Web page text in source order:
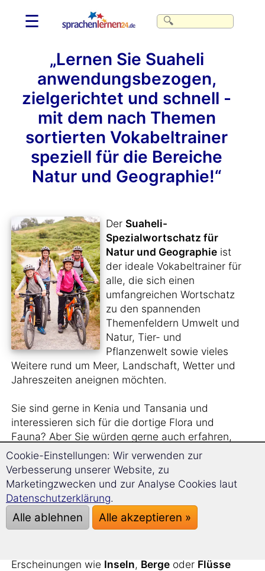
☰
„Lernen Sie Suaheli
anwendungsbezogen,
zielgerichtet und schnell -
mit dem nach Themen
sortierten Vokabeltrainer
speziell für die Bereiche
Natur und Geographie!“
Der Suaheli-
Spezialwortschatz für
Natur und Geographie ist
der ideale Vokabeltrainer für
alle, die sich einen
umfangreichen Wortschatz
zu den spannenden
Themenfeldern Umwelt und
Natur, Tier- und
Pflanzenwelt sowie vieles
Weitere rund um Meer, Landschaft, Wetter und
Jahreszeiten aneignen möchten.
Sie sind gerne in Kenia und Tansania und
interessieren sich für die dortige Flora und
Fauna? Aber Sie würden gerne auch erfahren,
wie dieTier- und Pflanzenartenauf Suaheli
heißen?
Sie sehen sich gernNaturfilme im Original
und benötigen hierfür einen größeren
Wortschatz?
Erscheinungen wie Inseln, Berge oder Flüsse
Cookie-Einstellungen: Wir verwenden zur
Verbesserung unserer Website, zu
Marketingzwecken und zur Analyse Cookies laut
Datenschutzerklärung.
Alle ablehnen Alle akzeptieren »